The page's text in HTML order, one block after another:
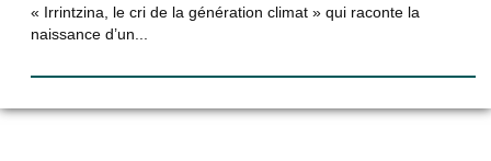
« Irrintzina, le cri de la génération climat » qui raconte la
naissance d’un...